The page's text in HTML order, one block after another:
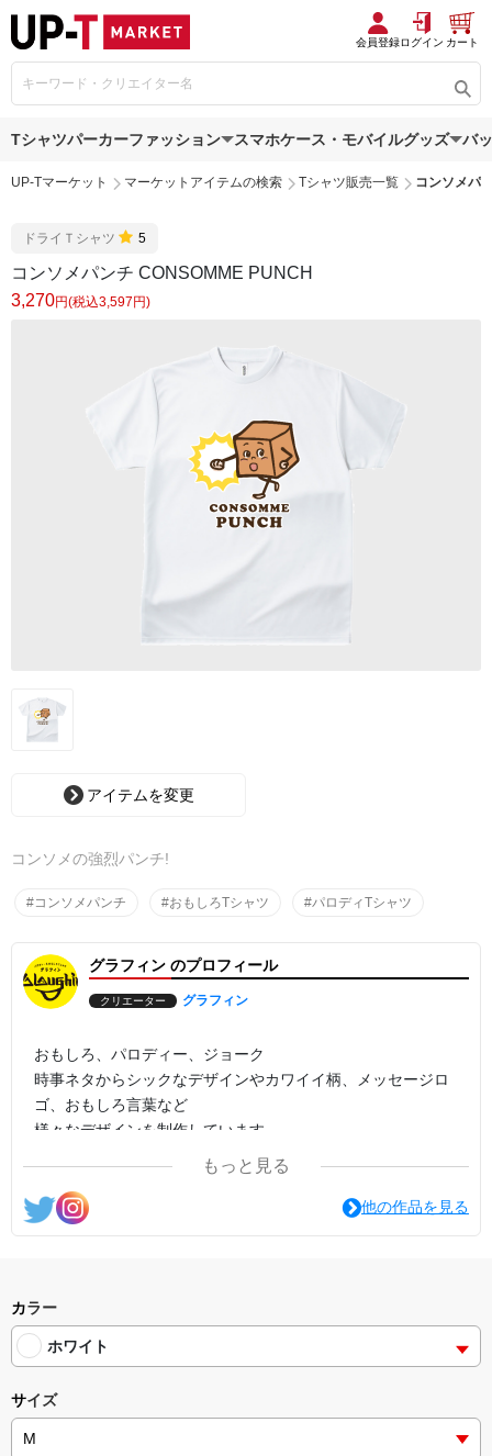
会員登録ログイン カート
Tシャツパーカーファッション スマホケース・モバイルグッズ バ
UP-Tマーケット マーケットアイテムの検索 Tシャツ販売一覧 コンソメパ
ドライＴシャツ 5
コンソメパンチ CONSOMME PUNCH
3,270円(税込3,597円)
アイテムを変更
コンソメの強烈パンチ!
#コンソメパンチ #おもしろTシャツ #パロディTシャツ
グラフィン のプロフィール
クリエーター グラフィン
おもしろ、パロディー、ジョーク
時事ネタからシックなデザインやカワイイ柄、メッセージロ
ゴ、おもしろ言葉など
様々なデザインを制作しています。
もっと見る
他の作品を見る
カラー
ホワイト
サイズ